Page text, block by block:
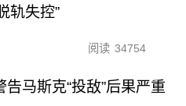
轨失控”
阅读 34754
告马斯克“投敌”后果严重